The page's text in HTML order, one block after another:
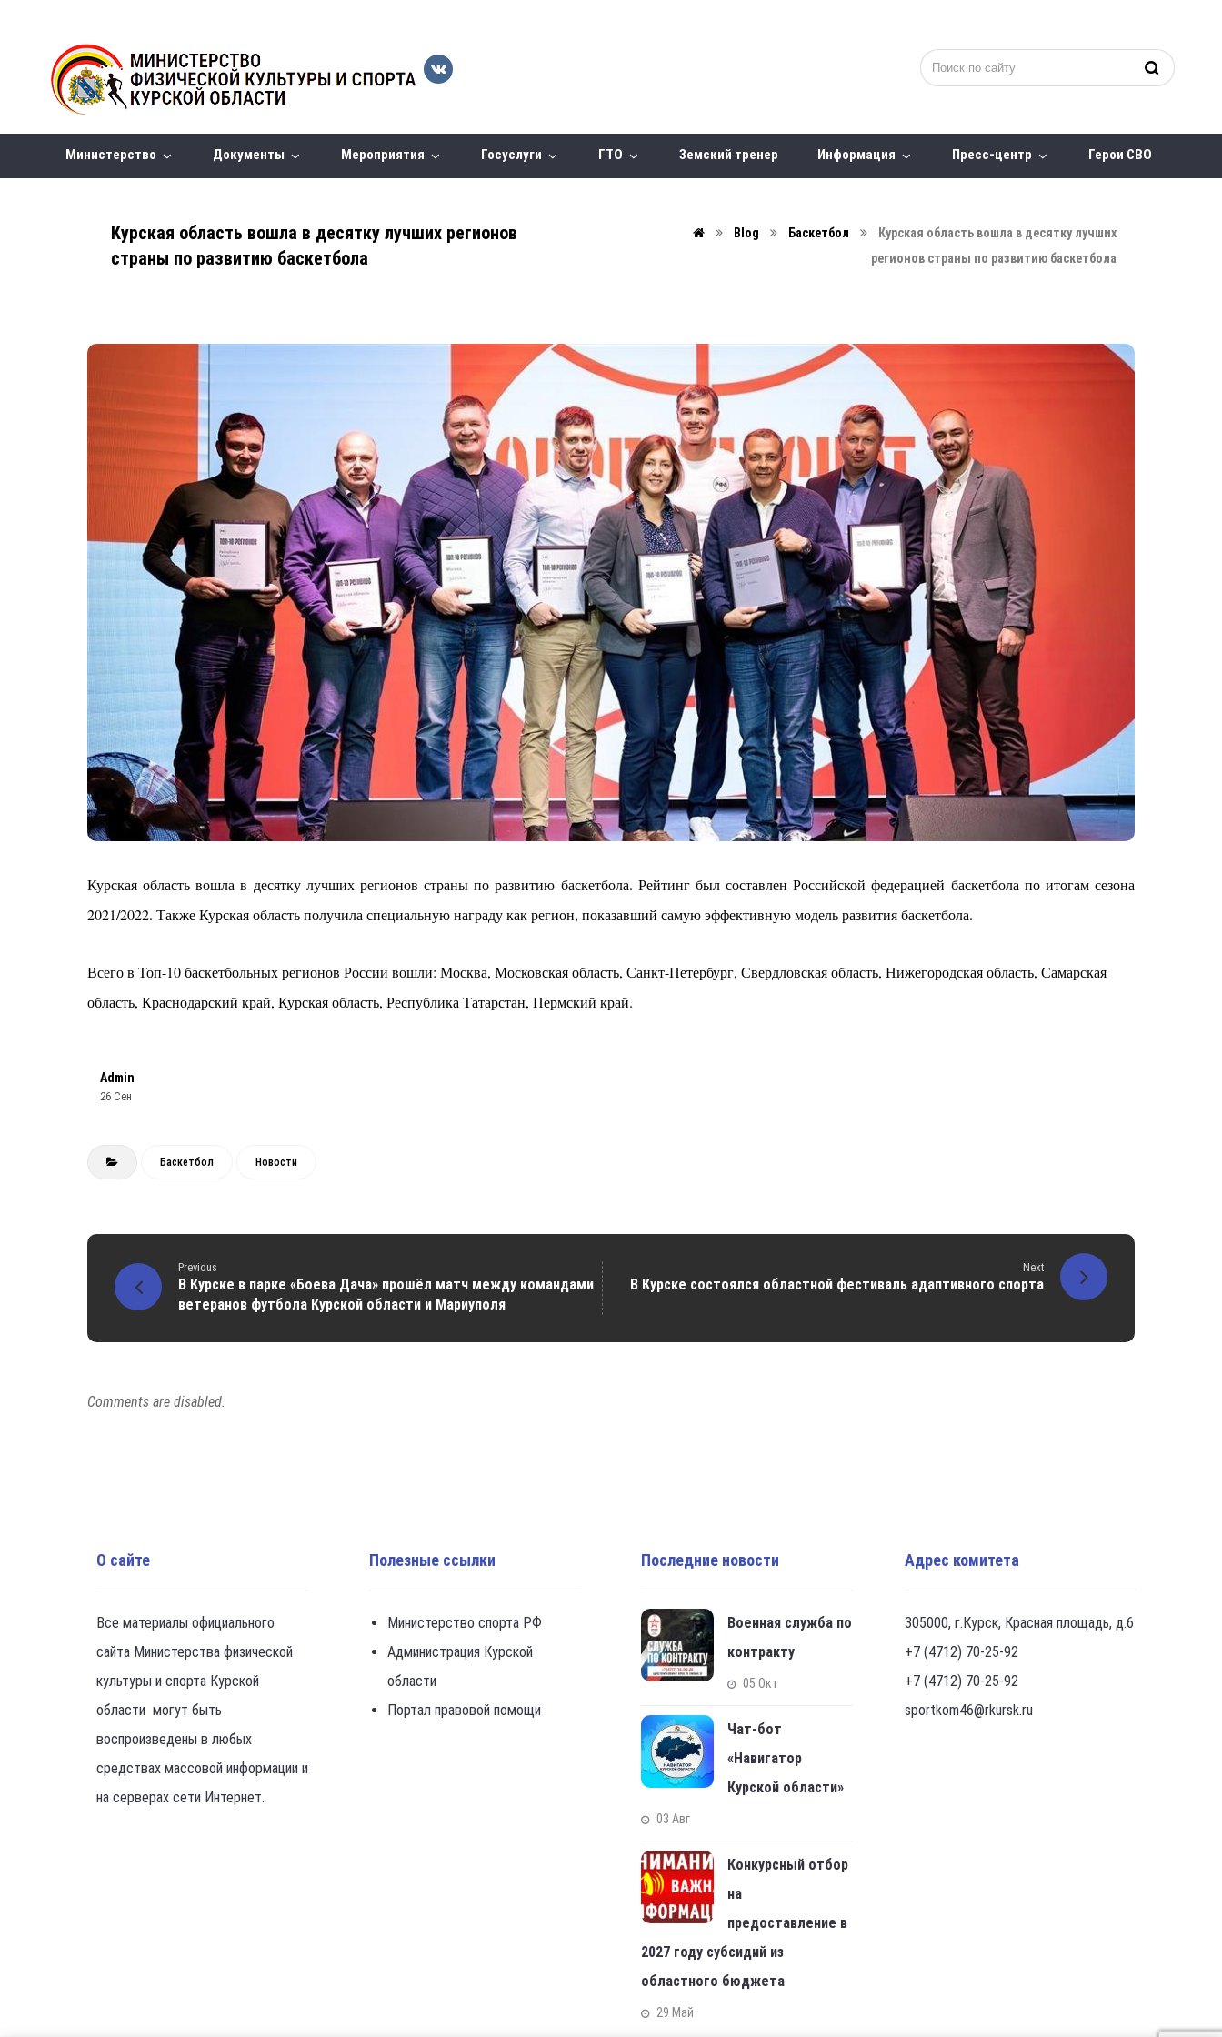
Министерство Документы Мероприятия Госуслуги ГТО Земский тренер Информация Пресс-центр Герои СВО
Курская область вошла в десятку лучших регионов
страны по развитию баскетбола
Blog Баскетбол
Курская область вошла в десятку лучших
регионов страны по развитию баскетбола
Курская область вошла в десятку лучших регионов страны по развитию баскетбола. Рейтинг был составлен Российской федерацией баскетбола по итогам сезона
2021/2022. Также Курская область получила специальную награду как регион, показавший самую эффективную модель развития баскетбола.
Всего в Топ-10 баскетбольных регионов России вошли: Москва, Московская область, Санкт-Петербург, Свердловская область, Нижегородская область, Самарская
область, Краснодарский край, Курская область, Республика Татарстан, Пермский край.
Admin
26 Сен
Баскетбол Новости
Previous
В Курске в парке «Боева Дача» прошёл матч между командами
ветеранов футбола Курской области и Мариуполя
Next
В Курске состоялся областной фестиваль адаптивного спорта
Comments are disabled.
О сайте
Все материалы официального
сайта Министерства физической
культуры и спорта Курской
области могут быть
воспроизведены в любых
средствах массовой информации и
на серверах сети Интернет.
Полезные ссылки
Министерство спорта РФ
Администрация Курской
области
Портал правовой помощи
Последние новости
Военная служба по
контракту
05 Окт
Чат-бот
«Навигатор
Курской области»
03 Авг
Конкурсный отбор
на
предоставление в
2027 году субсидий из
областного бюджета
29 Май
Адрес комитета
305000, г.Курск, Красная площадь, д.6
+7 (4712) 70-25-92
+7 (4712) 70-25-92
sportkom46@rkursk.ru